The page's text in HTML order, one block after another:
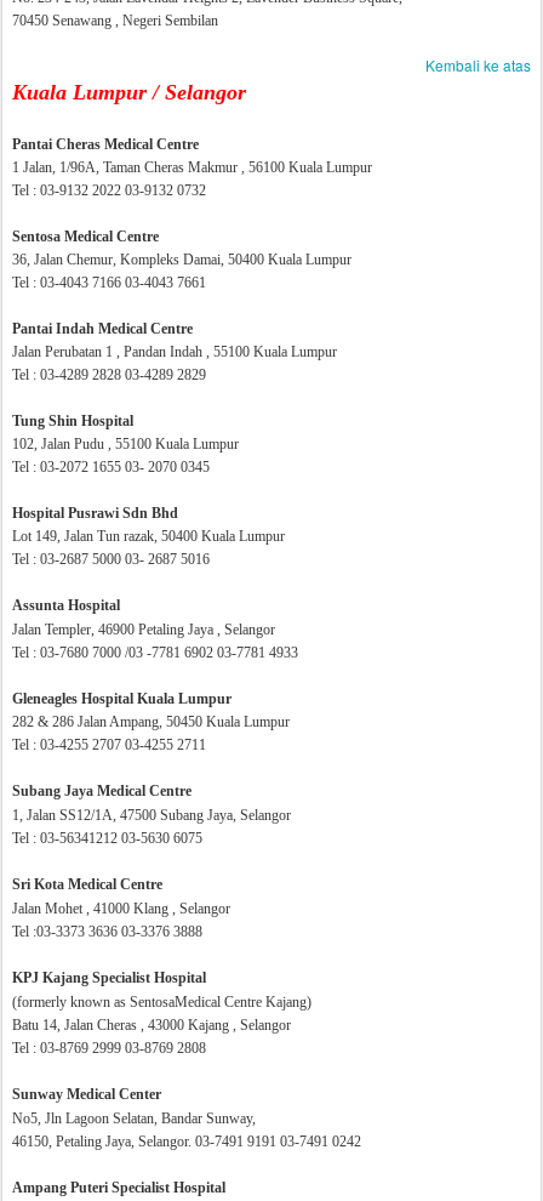
70450 Senawang , Negeri Sembilan
Kembali ke atas
Kuala Lumpur / Selangor
Pantai Cheras Medical Centre
1 Jalan, 1/96A, Taman Cheras Makmur , 56100 Kuala Lumpur
Tel : 03-9132 2022 03-9132 0732
Sentosa Medical Centre
36, Jalan Chemur, Kompleks Damai, 50400 Kuala Lumpur
Tel : 03-4043 7166 03-4043 7661
Pantai Indah Medical Centre
Jalan Perubatan 1 , Pandan Indah , 55100 Kuala Lumpur
Tel : 03-4289 2828 03-4289 2829
Tung Shin Hospital
102, Jalan Pudu , 55100 Kuala Lumpur
Tel : 03-2072 1655 03- 2070 0345
Hospital Pusrawi Sdn Bhd
Lot 149, Jalan Tun razak, 50400 Kuala Lumpur
Tel : 03-2687 5000 03- 2687 5016
Assunta Hospital
Jalan Templer, 46900 Petaling Jaya , Selangor
Tel : 03-7680 7000 /03 -7781 6902 03-7781 4933
Gleneagles Hospital Kuala Lumpur
282 & 286 Jalan Ampang, 50450 Kuala Lumpur
Tel : 03-4255 2707 03-4255 2711
Subang Jaya Medical Centre
1, Jalan SS12/1A, 47500 Subang Jaya, Selangor
Tel : 03-56341212 03-5630 6075
Sri Kota Medical Centre
Jalan Mohet , 41000 Klang , Selangor
Tel :03-3373 3636 03-3376 3888
KPJ Kajang Specialist Hospital
(formerly known as SentosaMedical Centre Kajang)
Batu 14, Jalan Cheras , 43000 Kajang , Selangor
Tel : 03-8769 2999 03-8769 2808
Sunway Medical Center
No5, Jln Lagoon Selatan, Bandar Sunway,
46150, Petaling Jaya, Selangor. 03-7491 9191 03-7491 0242
Ampang Puteri Specialist Hospital